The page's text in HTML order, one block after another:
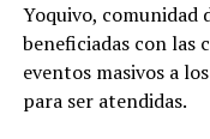
Yoquivo, comunidad
beneficiadas con las
eventos masivos a
para ser atendidas.